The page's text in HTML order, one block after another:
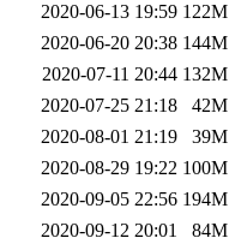
2020-06-13 19:59 122M
2020-06-20 20:38 144M
2020-07-11 20:44 132M
2020-07-25 21:18
42M
2020-08-01 21:19
39M
2020-08-29 19:22 100M
2020-09-05 22:56 194M
2020-09-12 20:01
84M